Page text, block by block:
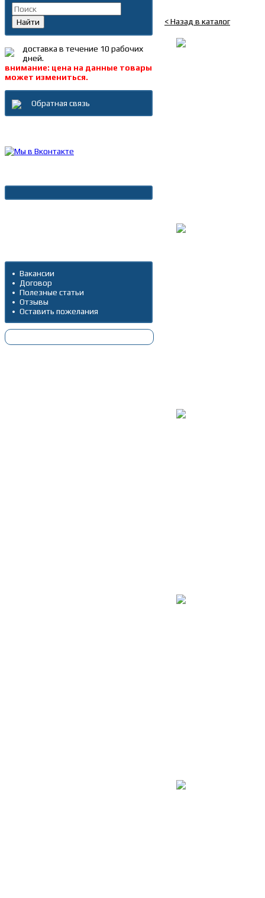
< Назад в каталог
Найти
доставка в течение 10 рабочих
дней.
внимание: цена на данные товары
может измениться.
Обратная связь
Вакансии
Договор
Полезные статьи
Отзывы
Оставить пожелания